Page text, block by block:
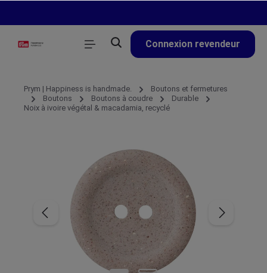
Connexion revendeur
Prym | Happiness is handmade.
Boutons et fermetures
Boutons
Boutons à coudre
Durable
Noix à ivoire végétal & macadamia, recyclé